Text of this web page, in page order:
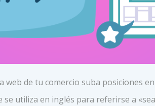
web de tu comercio suba posiciones
se utiliza en inglés para referirse a